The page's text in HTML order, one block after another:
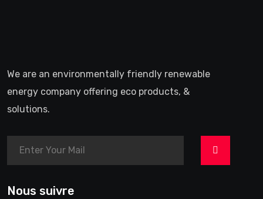
We are an environmentally friendly renewable
energy company offering eco products, &
solutions.
>
Nous suivre